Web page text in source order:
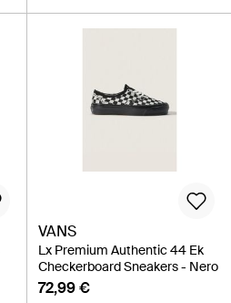
VANS
Lx Premium Authentic 44 Ek
Checkerboard Sneakers - Nero
72,99 €